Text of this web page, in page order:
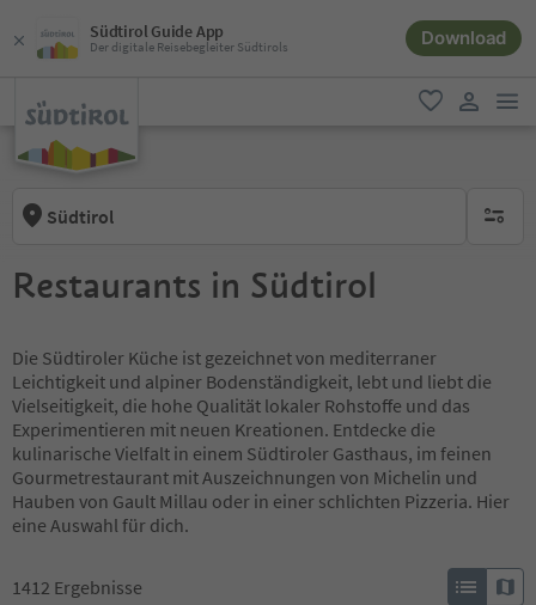
Südtirol Guide App
Der digitale Reisebegleiter Südtirols Download
favorit
Südtirol keine
Restaurants in Südtirol
Die Südtiroler Küche ist gezeichnet von mediterraner
Leichtigkeit und alpiner Bodenständigkeit, lebt und liebt die
Vielseitigkeit, die hohe Qualität lokaler Rohstoffe und das
Experimentieren mit neuen Kreationen. Entdecke die
kulinarische Vielfalt in einem Südtiroler Gasthaus, im feinen
Gourmetrestaurant mit Auszeichnungen von Michelin und
Hauben von Gault Millau oder in einer schlichten Pizzeria. Hier
eine Auswahl für dich.
1412 Ergebnisse